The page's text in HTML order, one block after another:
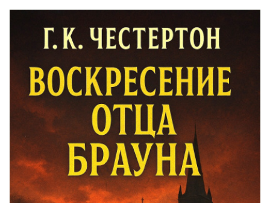
3_2_4
3_2_5
3_2_6
3_3_1
3_3_2
3_3_3
3_3_4